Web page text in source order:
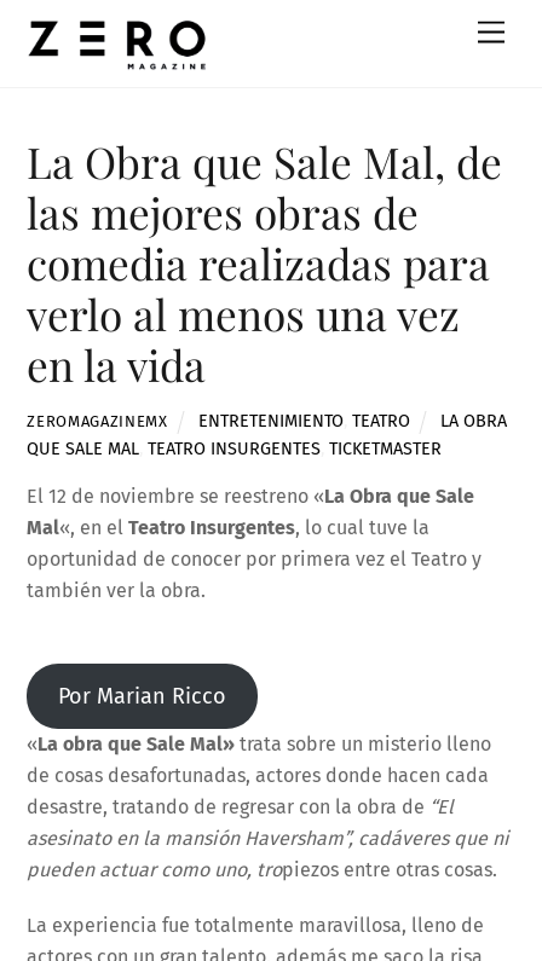
La Obra que Sale Mal, de
las mejores obras de
comedia realizadas para
verlo al menos una vez
en la vida
ZEROMAGAZINEMX ENTRETENIMIENTO, TEATRO
LA OBRA
QUE SALE MAL ,TEATRO INSURGENTES ,TICKETMASTER
El 12 de noviembre se reestreno «La Obra que Sale
Mal«, en elTeatro Insurgentes, lo cual tuve la
oportunidad de conocer por primera vez el Teatro y
también ver la obra.
Por Marian Ricco
«La obra que Sale Mal»trata sobre un misterio lleno
de cosas desafortunadas, actores donde hacen cada
desastre, tratando de regresar con la obra de “El
asesinato en la mansión Haversham”, cadáveres que ni
pueden actuar como uno, tropiezos entre otras cosas.
La experiencia fue totalmente maravillosa, lleno de